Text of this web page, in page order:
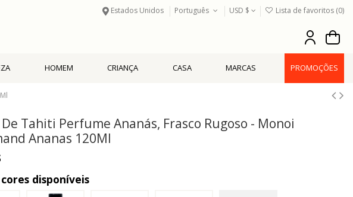
Estados Unidos Português USD $ Lista de favoritos (0)
HOMEM CRIANÇA CASA MARCAS PROMOÇÕES
Tahiti Perfume Ananás, Frasco Rugoso - Monoi
Ananas 120Ml
disponíveis